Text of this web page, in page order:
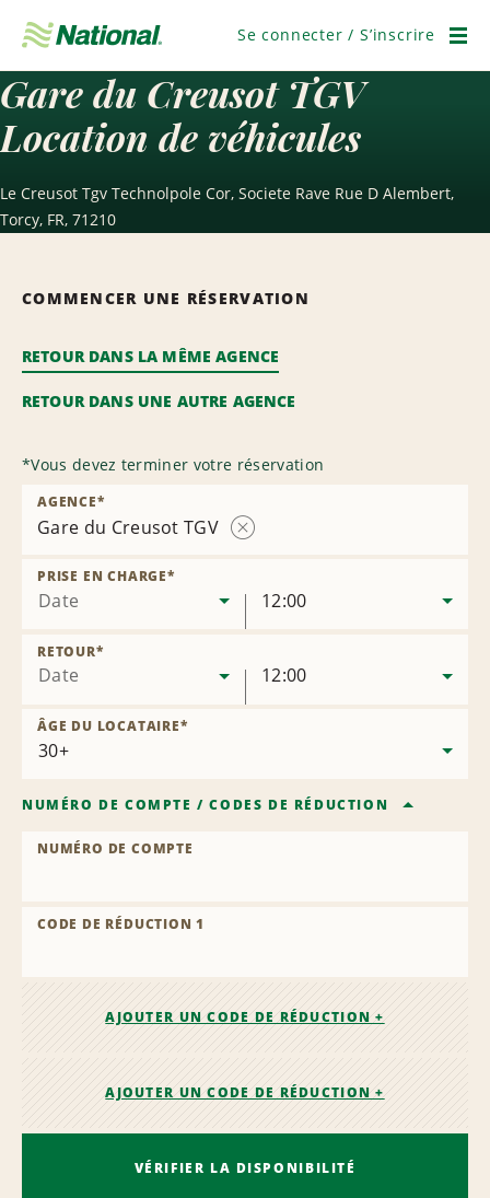
navigation
Se connecter / S’inscrire
Gare du Creusot TGV
Location de véhicules
Le Creusot Tgv Technolpole Cor, Societe Rave Rue D Alembert,
Torcy, FR, 71210
COMMENCER UNE RÉSERVATION
RETOUR DANS LA MÊME AGENCE
RETOUR DANS UNE AUTRE AGENCE
*Vous devez terminer votre réservation
Gare du Creusot TGV
AGENCE*
Date
PRISE EN CHARGE*
12:00
Date
RETOUR*
12:00
ÂGE DU LOCATAIRE*
NUMÉRO DE COMPTE /CODES DE RÉDUCTION
NUMÉRO DE COMPTE
CODE DE RÉDUCTION 1
AJOUTER UN CODE DE RÉDUCTION +
AJOUTER UN CODE DE RÉDUCTION +
VÉRIFIER LA DISPONIBILITÉ